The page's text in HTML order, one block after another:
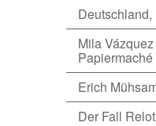
Mila
Papiermaché
Erich
Der Fall